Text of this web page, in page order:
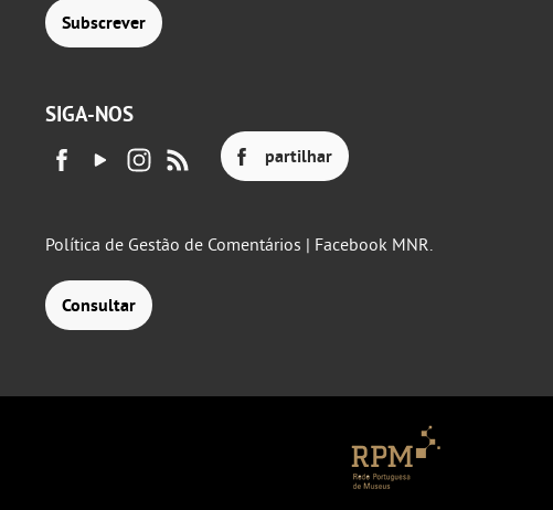
Subscrever
SIGA-NOS
partilhar
Política de Gestão de Comentários | Facebook MNR.
Consultar